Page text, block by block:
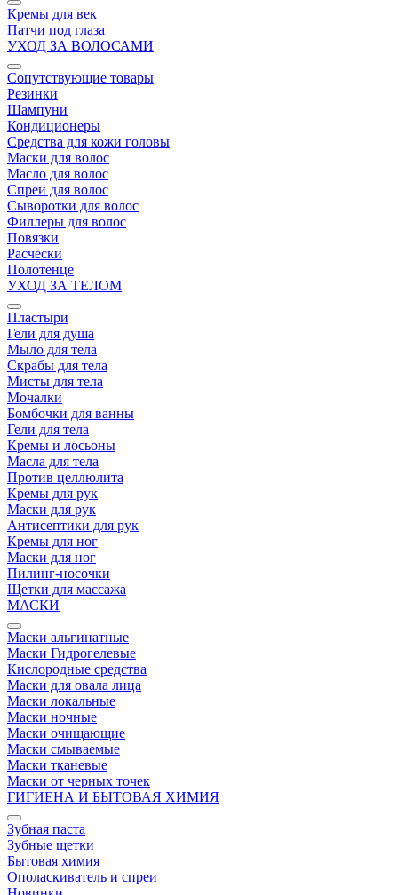
Кремы для век
Патчи под глаза
УХОД ЗА ВОЛОСАМИ
Сопутствующие товары
Резинки
Шампуни
Кондиционеры
Средства для кожи головы
Маски для волос
Масло для волос
Спреи для волос
Сыворотки для волос
Филлеры для волос
Повязки
Расчески
Полотенце
УХОД ЗА ТЕЛОМ
Пластыри
Гели для душа
Мыло для тела
Скрабы для тела
Мисты для тела
Мочалки
Бомбочки для ванны
Гели для тела
Кремы и лосьоны
Масла для тела
Против целлюлита
Кремы для рук
Маски для рук
Антисептики для рук
Кремы для ног
Маски для ног
Пилинг-носочки
Щетки для массажа
МАСКИ
Маски альгинатные
Маски Гидрогелевые
Кислородные средства
Маски для овала лица
Маски локальные
Маски ночные
Маски очищающие
Маски смываемые
Маски тканевые
Маски от черных точек
ГИГИЕНА И БЫТОВАЯ ХИМИЯ
Зубная паста
Зубные щетки
Бытовая химия
Ополаскиватель и спреи